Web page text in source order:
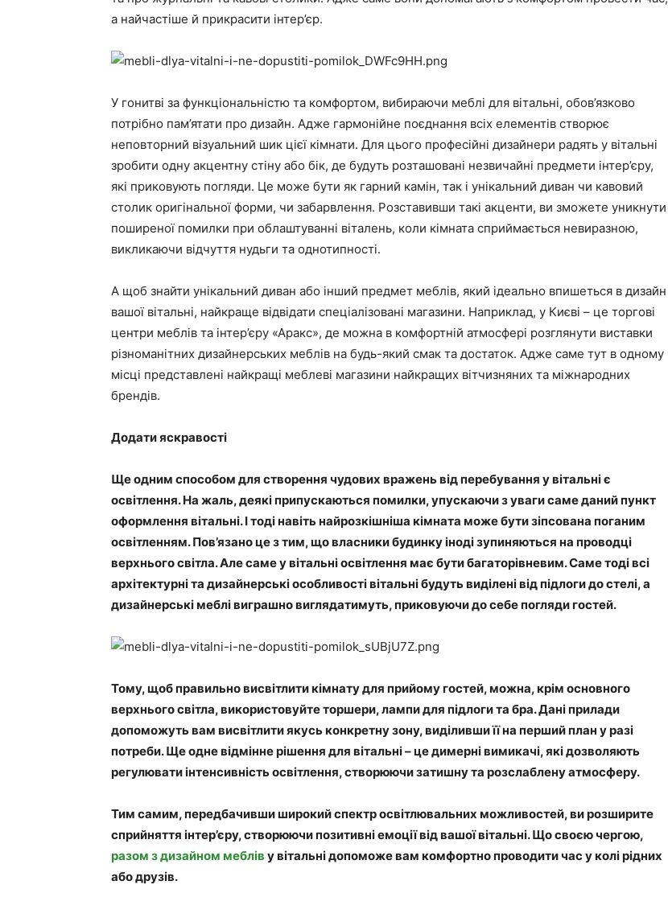
а найчастіше й прикрасити інтер’єр.
У гонитві за функціональністю та комфортом, вибираючи меблі для вітальні, обов’язково
потрібно пам’ятати про дизайн. Адже гармонійне поєднання всіх елементів створює
неповторний візуальний шик цієї кімнати. Для цього професійні дизайнери радять у вітальні
зробити одну акцентну стіну або бік, де будуть розташовані незвичайні предмети інтер’єру,
які приковують погляди. Це може бути як гарний камін, так і унікальний диван чи кавовий
столик оригінальної форми, чи забарвлення. Розставивши такі акценти, ви зможете уникнути
поширеної помилки при облаштуванні віталень, коли кімната сприймається невиразною,
викликаючи відчуття нудьги та однотипності.
А щоб знайти унікальний диван або інший предмет меблів, який ідеально впишеться в дизайн
вашої вітальні, найкраще відвідати спеціалізовані магазини. Наприклад, у Києві – це торгові
центри меблів та інтер’єру «Аракс», де можна в комфортній атмосфері розглянути виставки
різноманітних дизайнерських меблів на будь-який смак та достаток. Адже саме тут в одному
місці представлені найкращі меблеві магазини найкращих вітчизняних та міжнародних
брендів.
Додати яскравості
Ще одним способом для створення чудових вражень від перебування у вітальні є
освітлення. На жаль, деякі припускаються помилки, упускаючи з уваги саме даний пункт
оформлення вітальні. І тоді навіть найрозкішніша кімната може бути зіпсована поганим
освітленням. Пов’язано це з тим, що власники будинку іноді зупиняються на проводці
верхнього світла. Але саме у вітальні освітлення має бути багаторівневим. Саме тоді всі
архітектурні та дизайнерські особливості вітальні будуть виділені від підлоги до стелі, а
дизайнерські меблі виграшно виглядатимуть, приковуючи до себе погляди гостей.
Тому, щоб правильно висвітлити кімнату для прийому гостей, можна, крім основного
верхнього світла, використовуйте торшери, лампи для підлоги та бра. Дані прилади
допоможуть вам висвітлити якусь конкретну зону, виділивши її на перший план у разі
потреби. Ще одне відмінне рішення для вітальні – це димерні вимикачі, які дозволяють
регулювати інтенсивність освітлення, створюючи затишну та розслаблену атмосферу.
Тим самим, передбачивши широкий спектр освітлювальних можливостей, ви розширите
сприйняття інтер’єру, створюючи позитивні емоції від вашої вітальні. Що своєю чергою,
разом з дизайном меблів у вітальні допоможе вам комфортно проводити час у колі рідних
або друзів.